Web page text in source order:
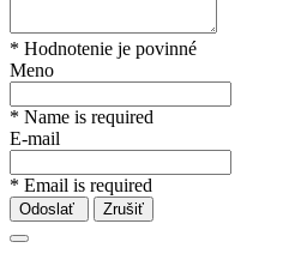
* Hodnotenie je povinné
Meno
* Name is required
E-mail
* Email is required
Odoslať Zrušiť